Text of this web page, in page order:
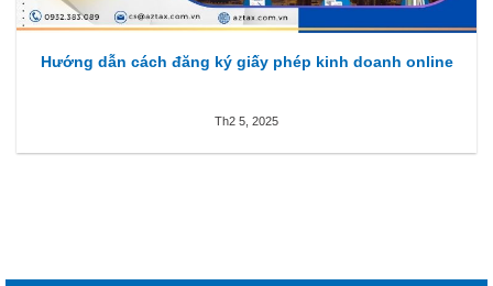
Hướng dẫn cách đăng ký giấy phép kinh doanh online
Th2 5, 2025